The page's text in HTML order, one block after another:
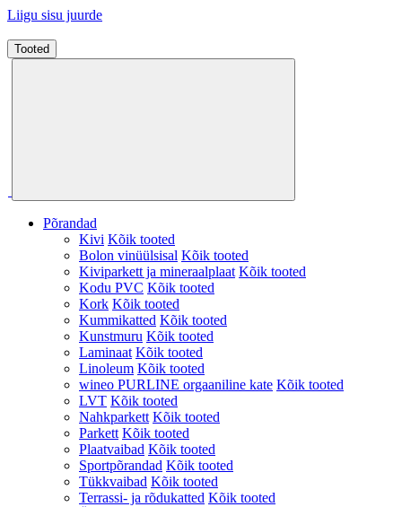
Liigu sisu juurde
Tooted
Põrandad
Kivi Kõik tooted
Bolon vinüülsisal Kõik tooted
Kiviparkett ja mineraalplaat Kõik tooted
Kodu PVC Kõik tooted
Kork Kõik tooted
Kummikatted Kõik tooted
Kunstmuru Kõik tooted
Laminaat Kõik tooted
Linoleum Kõik tooted
wineo PURLINE orgaaniline kate Kõik tooted
LVT Kõik tooted
Nahkparkett Kõik tooted
Parkett Kõik tooted
Plaatvaibad Kõik tooted
Sportpõrandad Kõik tooted
Tükkvaibad Kõik tooted
Terrassi- ja rõdukatted Kõik tooted